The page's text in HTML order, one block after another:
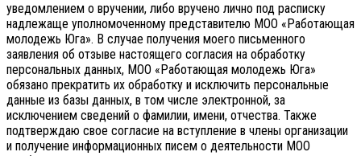
уведомлением о вручении, либо вручено лично под расписку
надлежаще уполномоченному представителю МОО «Работающая
молодежь Юга». В случае получения моего письменного
заявления об отзыве настоящего согласия на обработку
персональных данных, МОО «Работающая молодежь Юга»
обязано прекратить их обработку и исключить персональные
данные из базы данных, в том числе электронной, за
исключением сведений о фамилии, имени, отчества. Также
подтверждаю свое согласие на вступление в члены организации
и получение информационных писем о деятельности МОО